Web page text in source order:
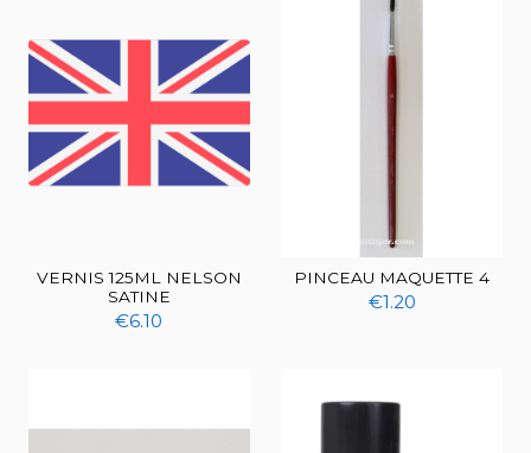
VERNIS 125ML NELSON
SATINE
€6.10
PINCEAU MAQUETTE 4
€1.20